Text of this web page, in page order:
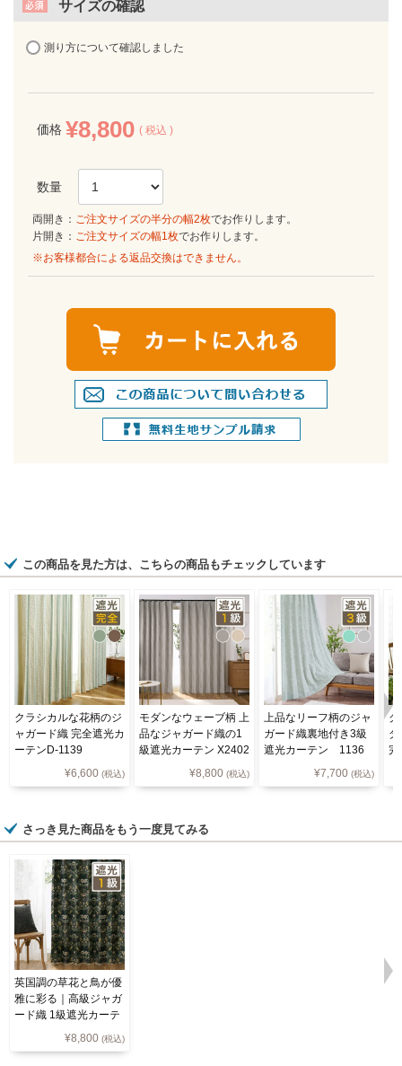
サイズの確認
測り方について確認しました
価格 ¥8,800 税込
両開き： ご注文サイズの半分の幅2枚でお作りします。
片開き： ご注文サイズの幅1枚でお作りします。
※お客様都合による返品交換はできません。
この商品を見た方は、こちらの商品もチェックしています
クラシカルな花柄のジ
ャガード織 完全遮光カ
ーテンD-1139
¥6,600 (税込)
モダンなウェーブ柄 上
品なジャガード織の1
級遮光カーテン X2402
¥8,800 (税込)
上品なリーフ柄のジャ
ガード織裏地付き3級
遮光カーテン 1136
¥7,700 (税込)
ク
ダ
さっき見た商品をもう一度見てみる
英国調の草花と鳥が優
雅に彩る｜高級ジャガ
ード織 1級遮光カーテ
¥8,800 (税込)